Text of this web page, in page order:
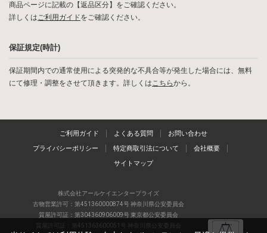
商品ページに記載の【返品区分】をご確認ください。
詳しくはご利用ガイドをご確認ください。
保証規定(時計)
保証期間内での通常使用による突発的な不具合等が発生した場合には、無料
にて修理・調整をさせて頂きます。詳しくはこちらから。
ご利用ガイド よくある質問 お問い合わせ
プライバシーポリシー 特定商取引法について 会社概要
サイトマップ
株式会社アールケイエンタープライズ
古物営業許可：第451360000874号 神奈川県公安委員会
質屋許可証：第304360906009号 東京都公安委員会
質屋許可証：第451363600051号 神奈川県公安委員会